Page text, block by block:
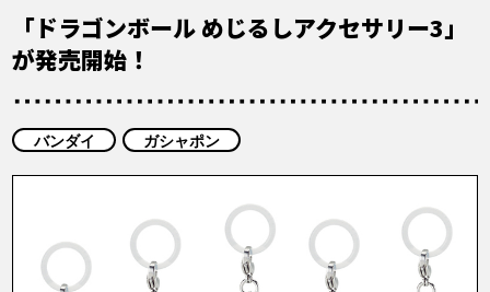
RANKING
MOVIE
COLUMNS
ABOUT
「ドラゴンボール めじるしアクセサリー3」
が発売開始！
バンダイ ガシャポン